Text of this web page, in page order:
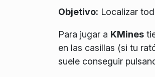
Objetivo: Localizar
Para jugar a KMines
en las casillas (si tu
suele conseguir